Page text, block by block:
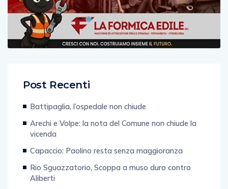
Post Recenti
Battipaglia, l’ospedale non chiude
Arechi e Volpe: la nota del Comune non chiude la
vicenda
Capaccio: Paolino resta senza maggioranza
Rio Sguazzatorio, Scoppa a muso duro contro
Aliberti